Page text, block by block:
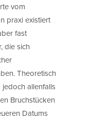
vom
praxi existiert
fast
die sich
Theoretisch
allenfalls
Bruchstücken
Datums